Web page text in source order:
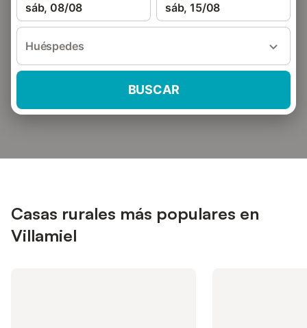
sáb, 08/08 sáb, 15/08
Huéspedes
BUSCAR
Casas rurales más populares en
Villamiel